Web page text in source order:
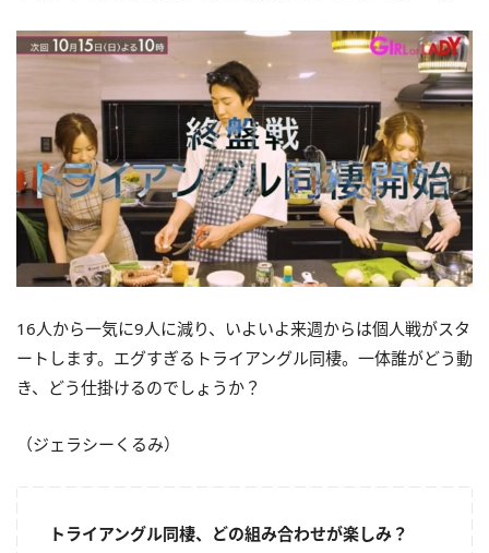
16人から一気に9人に減り、いよいよ来週からは個人戦がスタ
ートします。エグすぎるトライアングル同棲。一体誰がどう動
き、どう仕掛けるのでしょうか？
（ジェラシーくるみ）
トライアングル同棲、どの組み合わせが楽しみ？